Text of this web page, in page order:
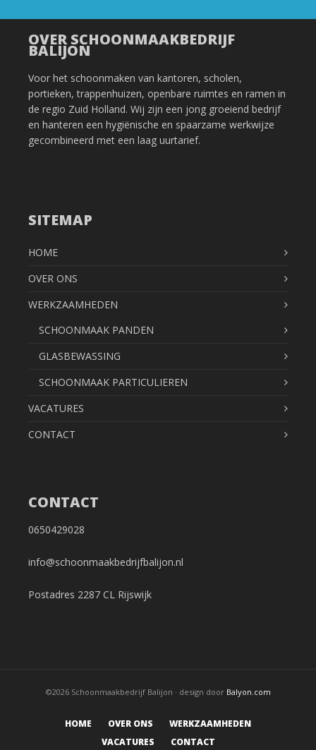
OVER SCHOONMAAKBEDRIJF
BALIJON
Voor het schoonmaken van kantoren, scholen,
portieken, trappenhuizen, openbare ruimtes en ramen in
de regio Zuid Holland. Wij zijn een jong groeiend bedrijf
en hanteren een hygiënische en spaarzame werkwijze
gecombineerd met een laag uurtarief.
SITEMAP
HOME
OVER ONS
WERKZAAMHEDEN
SCHOONMAAK PANDEN
GLASBEWASSING
SCHOONMAAK PARTICULIEREN
VACATURES
CONTACT
CONTACT
0650429028
info@schoonmaakbedrijfbalijon.nl
Postadres 2287 CL Rijswijk
©2026 Schoonmaakbedrijf Balijon · design door Balyon.com
HOME OVER ONS
WERKZAAMHEDEN
VACATURES
CONTACT